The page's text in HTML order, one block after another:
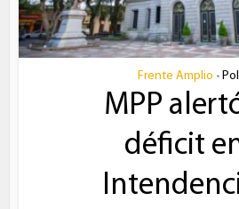
Frente Amplio •
MPP
déficit